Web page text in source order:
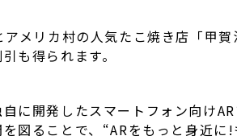
アメリカ村の人気たこ焼き店「甲
も得られます。
に開発したスマートフォン向け
図ることで、“ARをもっと身近